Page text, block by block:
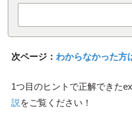
次ページ： わからなかった方
1つ目のヒントで正解できた
説 をご覧ください！